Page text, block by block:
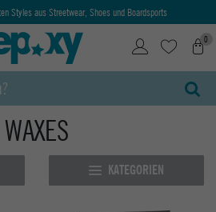
Styles aus Streetwear, Shoes und Boardsports
0
WAXES
KATEGORIEN